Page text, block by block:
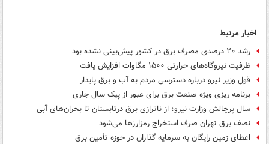
اخبار مرتبط
رشد ۲۰ درصدی مصرف برق در کشور پیش‌بینی نشده بود
ظرفیت نیروگاه‌های حرارتی ۱۵۰۰ مگاوات افزایش یافت
قول وزیر نیرو درباره دسترسی مردم به آب و برق پایدار
برنامه ریزی ویژه صنعت برق برای عبور از پیک سال جاری
سال پرچالش وزارت نیرو؛ از ناترازی برق درتابستان تا بحران‌های آبی
نصف برق تهران صرف استخراج‌ رمزارزها می‌شود
اعطای زمین رایگان به سرمایه گذاران در حوزه تأمین برق